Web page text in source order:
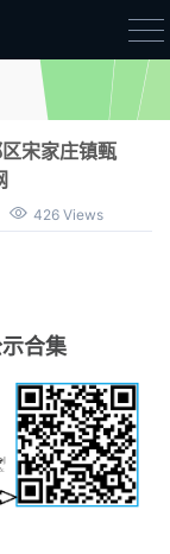
宋家庄镇甄
426 Views
合集